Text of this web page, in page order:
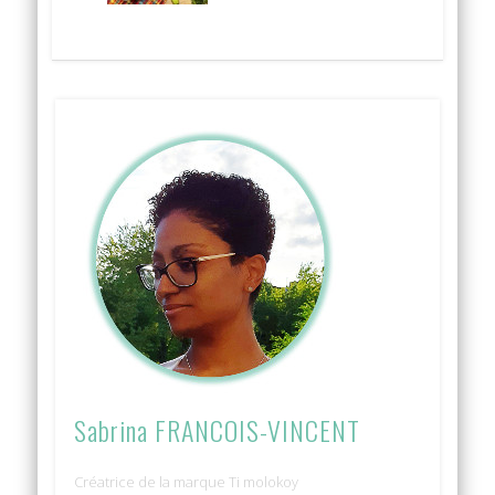
Sabrina FRANCOIS-VINCENT
Créatrice de la marque Ti molokoy